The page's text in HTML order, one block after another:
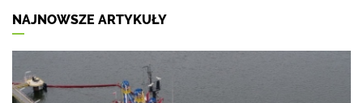
NAJNOWSZE ARTYKUŁY